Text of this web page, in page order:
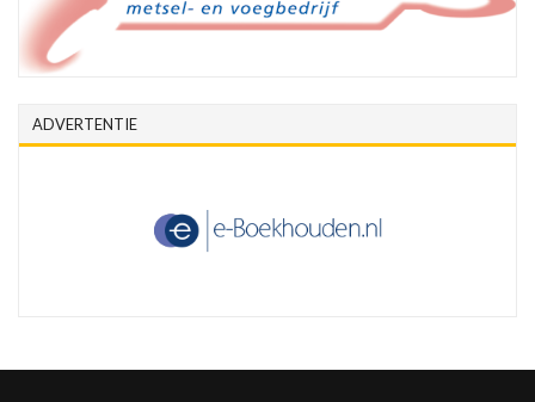
ADVERTENTIE